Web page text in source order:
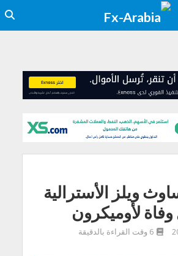
ويلز الأسترالية
لأوميكرون
6 وقت القراءة بالدقيقة